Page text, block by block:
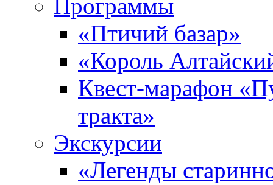
Прoграммы
«Птичий базар»
«Король
Квест-марафон
тракта»
Экскурсии
«Легенды